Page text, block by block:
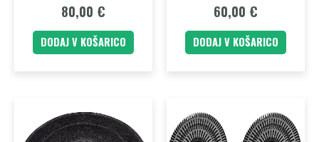
80,00 €
DODAJ V KOŠARICO
60,00 €
DODAJ V KOŠARICO